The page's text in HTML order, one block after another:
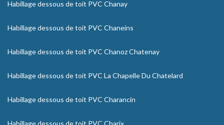
Habillage dessous de toit PVC Chanay
Habillage dessous de toit PVC Chaneins
Habillage dessous de toit PVC Chanoz Chatenay
Habillage dessous de toit PVC La Chapelle Du Chatelard
Habillage dessous de toit PVC Charancin
Habillage dessous de toit PVC Charix